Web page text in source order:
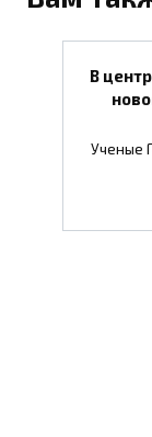
В
Ученые